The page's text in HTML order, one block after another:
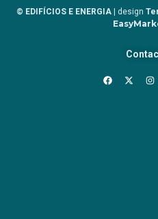
© EDIFÍCIOS E ENERGIA | design